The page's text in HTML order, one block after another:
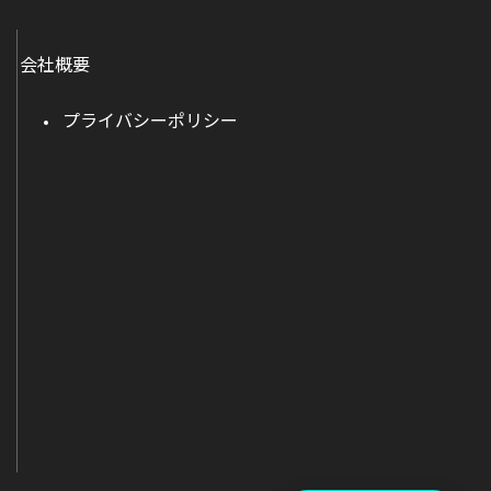
会社概要
プライバシーポリシー